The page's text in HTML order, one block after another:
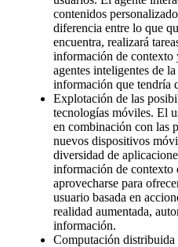
contenidos
diferencia entre lo que
encuentra, realizará
información de contexto
agentes inteligentes de
información que tendría
Explotación de las
tecnologías móviles. El
en combinación con las
nuevos dispositivos
diversidad de
información de contexto
aprovecharse para
usuario basada en
realidad aumentada,
información.
Computación distribuida